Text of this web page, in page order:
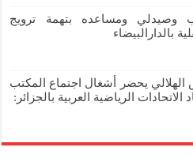
وصيدلي ومساعده بتهمة ترويج
بالدارالبيضاء
الهلالي يحضر أشغال اجتماع المكتب
الاتحادات الرياضية العربية بالجزائر: